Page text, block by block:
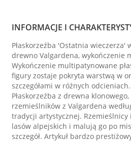
INFORMACJE I
Płaskorzeźba 'Ostatnia wieczerza'
drewno Valgardena, wykończenie
Wykończenie multipatynowane
figury zostaje pokryta warstwą w
szczegółami w różnych odcieniach.
Płaskorzeźba z drewna
rzemieślników z Valgardena
tradycji artystycznej.
lasów alpejskich i malują go po
szczegół. Artykuł bardzo